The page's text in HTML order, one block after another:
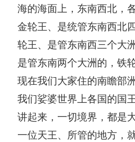
海的海面上，东南西北，
金轮王、是统管东南西北
轮王、是管东南西三个大
是管东南两个大洲的，铁
现在我们大家住的南瞻部
我们娑婆世界上各国的国
讲起来，一切境界，都是
一位天王、所管的地方，